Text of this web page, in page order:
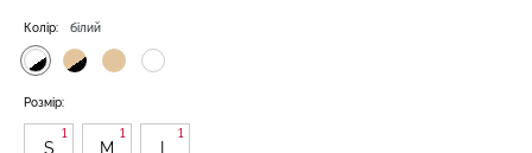
Колір: білий
Розмір:
S
1
M
1
L
1